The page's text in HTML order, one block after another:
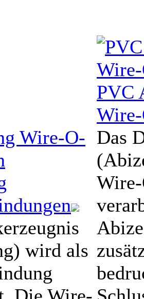
wird als
PVC
Das